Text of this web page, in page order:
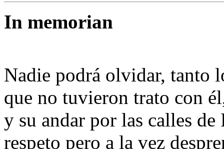
In memorian
Nadie podrá olvidar, tanto
que no tuvieron trato con
y su andar por las calles
respeto pero a la vez